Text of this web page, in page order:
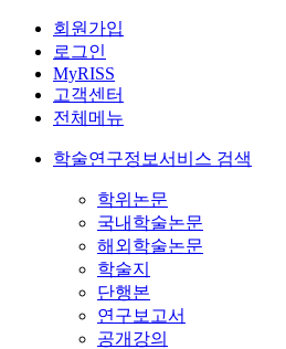
회원가입
로그인
MyRISS
고객센터
전체메뉴
학술연구정보서비스 검색
학위논문
국내학술논문
해외학술논문
학술지
단행본
연구보고서
공개강의